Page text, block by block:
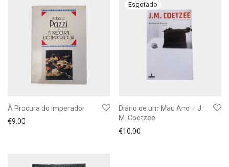
À Procura do Imperador
€9.00
Diário de um Mau Ano – J.
M. Coetzee
€10.00